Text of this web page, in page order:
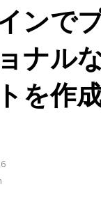
ンで
ナル
を作